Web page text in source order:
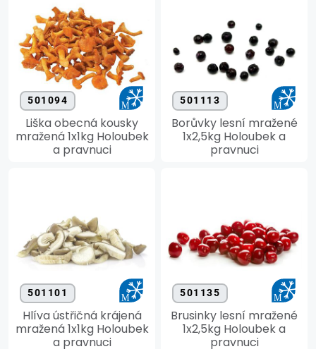
501094
Liška obecná kousky
mražená 1x1kg Holoubek
a pravnuci
501113
Borůvky lesní mražené
1x2,5kg Holoubek a
pravnuci
501101
Hlíva ústřičná krájená
mražená 1x1kg Holoubek
a pravnuci
501135
Brusinky lesní mražené
1x2,5kg Holoubek a
pravnuci